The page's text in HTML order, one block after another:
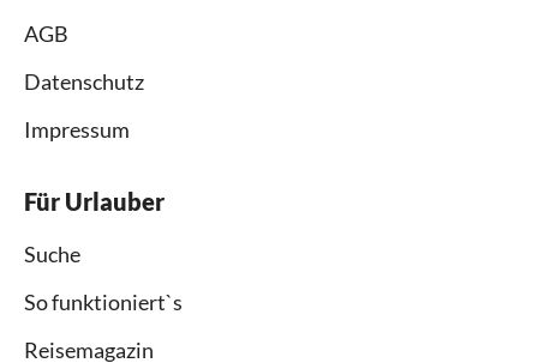
AGB
Datenschutz
Impressum
Für Urlauber
Suche
So funktioniert`s
Reisemagazin